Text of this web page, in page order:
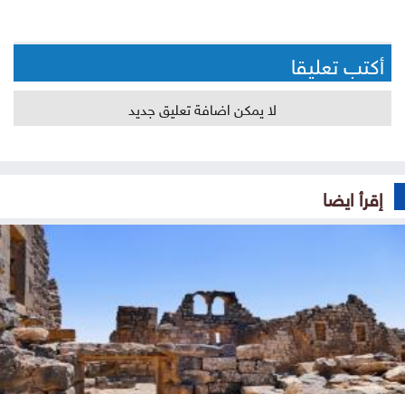
أكتب تعليقا
لا يمكن اضافة تعليق جديد
إقرأ ايضا